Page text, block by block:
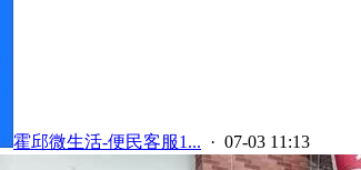
霍邱微生活-便民客服1... · 07-03 11:13